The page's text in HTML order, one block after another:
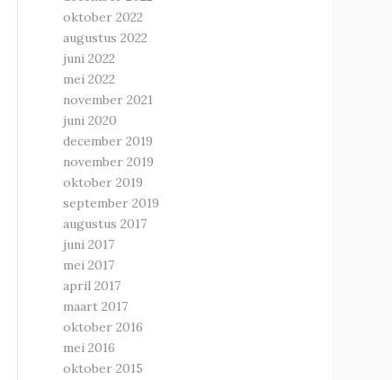
oktober 2022
augustus 2022
juni 2022
mei 2022
november 2021
juni 2020
december 2019
november 2019
oktober 2019
september 2019
augustus 2017
juni 2017
mei 2017
april 2017
maart 2017
oktober 2016
mei 2016
oktober 2015